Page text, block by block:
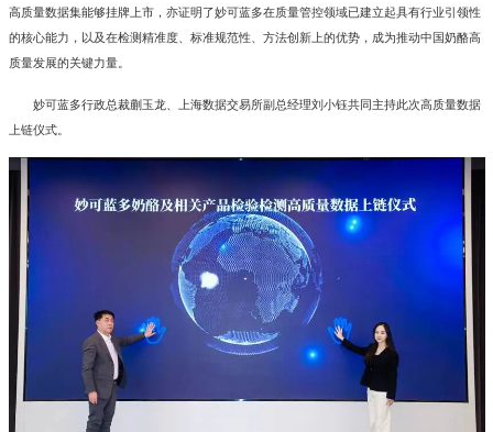
高质量数据集能够挂牌上市，亦证明了妙可蓝多在质量管控领域已建立起具有行业引领性
的核心能力，以及在检测精准度、标准规范性、方法创新上的优势，成为推动中国奶酪高
质量发展的关键力量。
妙可蓝多行政总裁蒯玉龙、上海数据交易所副总经理刘小钰共同主持此次高质量数据
上链仪式。